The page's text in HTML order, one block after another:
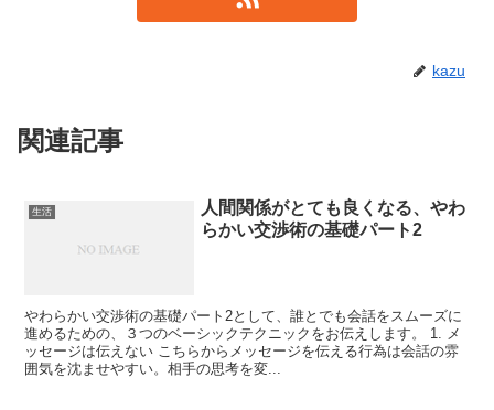
kazu
関連記事
生活
人間関係がとても良くなる、やわ
らかい交渉術の基礎パート2
やわらかい交渉術の基礎パート2として、誰とでも会話をスムーズに
進めるための、３つのベーシックテクニックをお伝えします。 1. メ
ッセージは伝えない こちらからメッセージを伝える行為は会話の雰
囲気を沈ませやすい。相手の思考を変...